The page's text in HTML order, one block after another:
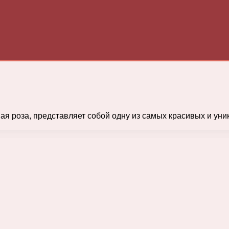
роза, представляет собой одну из самых красивых и